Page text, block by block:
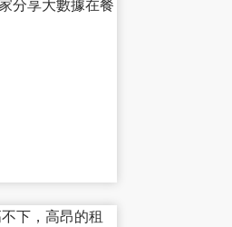
分享大數據在餐
下，高昂的租